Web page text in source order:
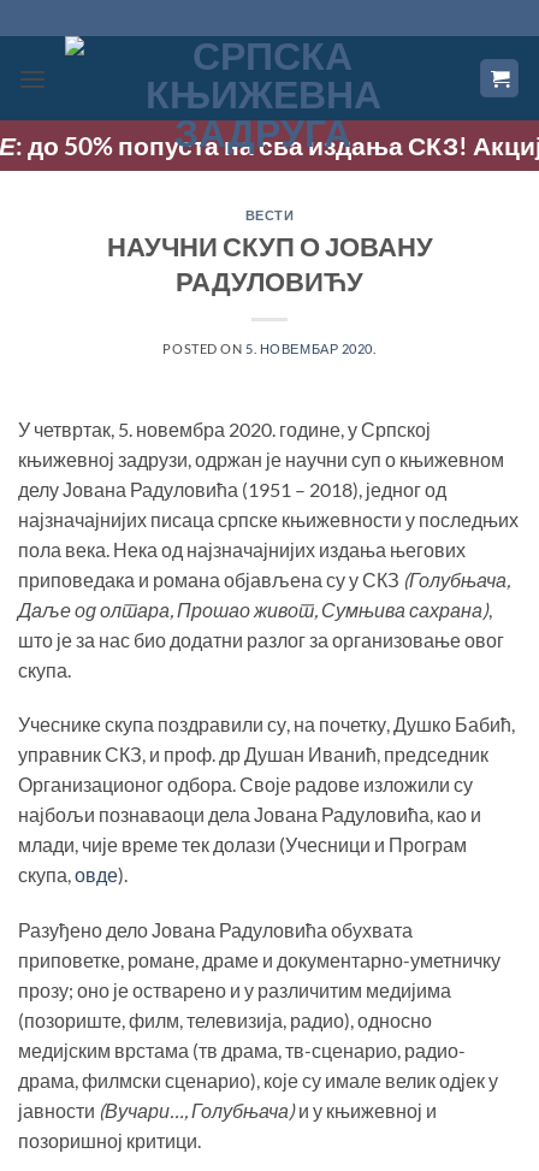
на
садржај
: до 50% попуста на сва издања СКЗ!
ВЕСТИ
НАУЧНИ СКУП О ЈОВАНУ
РАДУЛОВИЋУ
POSTED ON 5. НОВЕМБАР 2020.
У четвртак, 5. новембра 2020. године, у Српској
књижевној задрузи, одржан је научни суп о књижевном
делу Јована Радуловића (1951 – 2018), једног од
најзначајнијих писаца српске књижевности у последњих
пола века. Нека од најзначајнијих издања његових
приповедака и романа објављена су у СКЗ (Голубњача,
Даље од олтара, Прошао живот, Сумњива сахрана),
што је за нас био додатни разлог за организовање овог
скупа.
Учеснике скупа поздравили су, на почетку, Душко Бабић,
управник СКЗ, и проф. др Душан Иванић, председник
Организационог одбора. Своје радове изложили су
најбољи познаваоци дела Јована Радуловића, као и
млади, чије време тек долази (Учесници и Програм
скупа,овде).
Разуђено дело Јована Радуловића обухвата
приповетке, романе, драме и документарно-уметничку
прозу; оно је остварено и у различитим медијима
(позориште, филм, телевизија, радио), односно
медијским врстама (тв драма, тв-сценарио, радио-
драма, филмски сценарио), које су имале велик одјек у
јавности (Вучари…, Голубњача)и у књижевној и
позоришној критици.